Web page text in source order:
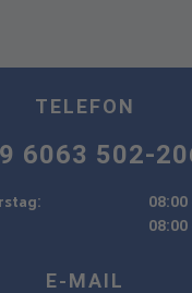
TELEFON
6063 502-
08:00
08:00
E-MAIL